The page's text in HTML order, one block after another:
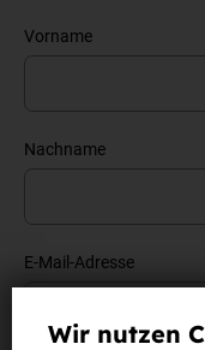
Vorname
Nachname
E-Mail-Adresse
Wir nutzen